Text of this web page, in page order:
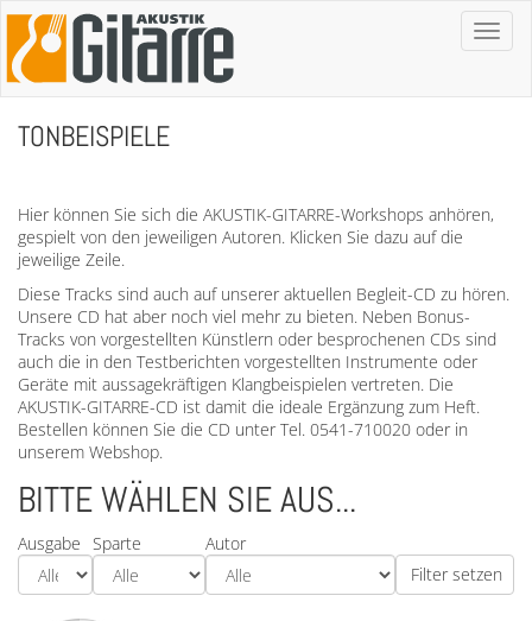
Toggle
TONBEISPIELE
Hier können Sie sich die AKUSTIK-GITARRE-Workshops anhören,
gespielt von den jeweiligen Autoren. Klicken Sie dazu auf die
jeweilige Zeile.
Diese Tracks sind auch auf unserer aktuellen Begleit-CD zu hören.
Unsere CD hat aber noch viel mehr zu bieten. Neben Bonus-
Tracks von vorgestellten Künstlern oder besprochenen CDs sind
auch die in den Testberichten vorgestellten Instrumente oder
Geräte mit aussagekräftigen Klangbeispielen vertreten. Die
AKUSTIK-GITARRE-CD ist damit die ideale Ergänzung zum Heft.
Bestellen können Sie die CD unter Tel. 0541-710020 oder in
unserem Webshop.
BITTE WÄHLEN SIE AUS...
Ausgabe Sparte Autor